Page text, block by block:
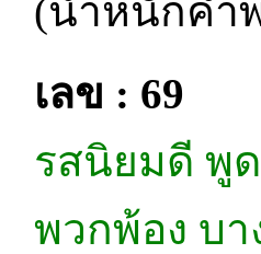
(น้ำหนักคำ
เลข : 69
รสนิยมดี พูด
พวกพ้อง บา